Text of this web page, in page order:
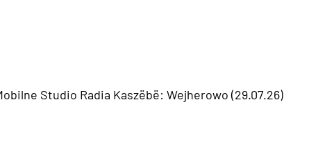
Studio Radia Kaszëbë: Wejherowo (29.07.26)